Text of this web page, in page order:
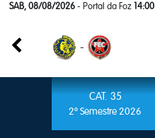
SAB, 08/08/2026 - Portal da Foz 14:00
-
CAT. 35
2º Semestre 2026